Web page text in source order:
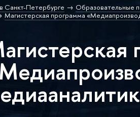
Петербурге
Образовательные
Магистерская программа